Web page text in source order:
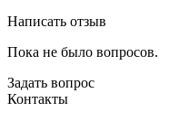
Написать отзыв
Пока не было вопросов.
Задать вопрос
Контакты